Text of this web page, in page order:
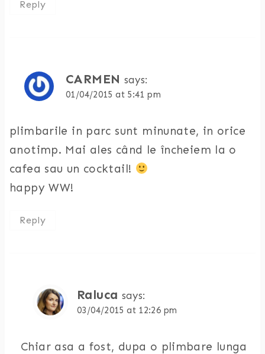
Reply
CARMEN says:
01/04/2015 at 5:41 pm
plimbarile in parc sunt minunate, in orice
anotimp. Mai ales când le încheiem la o
cafea sau un cocktail!
happy WW!
Reply
Raluca says:
03/04/2015 at 12:26 pm
Chiar asa a fost, dupa o plimbare lunga